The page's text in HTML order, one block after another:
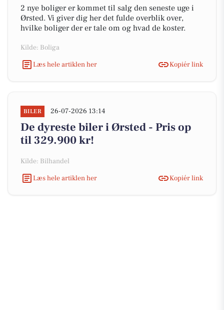
2 nye boliger er kommet til salg den seneste uge i
Ørsted. Vi giver dig her det fulde overblik over,
hvilke boliger der er tale om og hvad de koster.
Kilde: Boliga
Læs hele artiklen her
Kopiér link
BILER 26-07-2026 13:14
De dyreste biler i Ørsted - Pris op
til 329.900 kr!
Kilde: Bilhandel
Læs hele artiklen her
Kopiér link